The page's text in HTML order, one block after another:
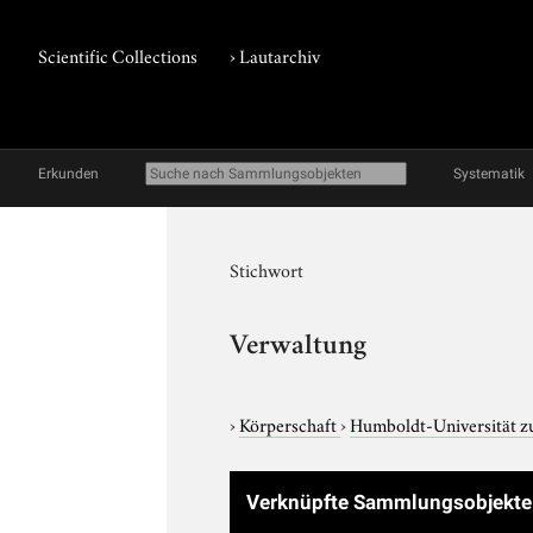
Scientific Collections ›Lautarchiv
Erkunden Systematik
Stichwort
Verwaltung
›Körperschaft›Humboldt-Universität
Verknüpfte Sammlungsobjekte